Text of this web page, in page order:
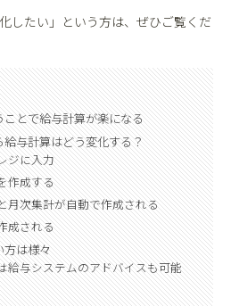
したい」という方は、ぜひご覧くだ
とで給与計算が楽になる
与計算はどう変化する？
ジに入力
作成する
月次集計が自動で作成される
成される
方は様々
給与システムのアドバイスも可能